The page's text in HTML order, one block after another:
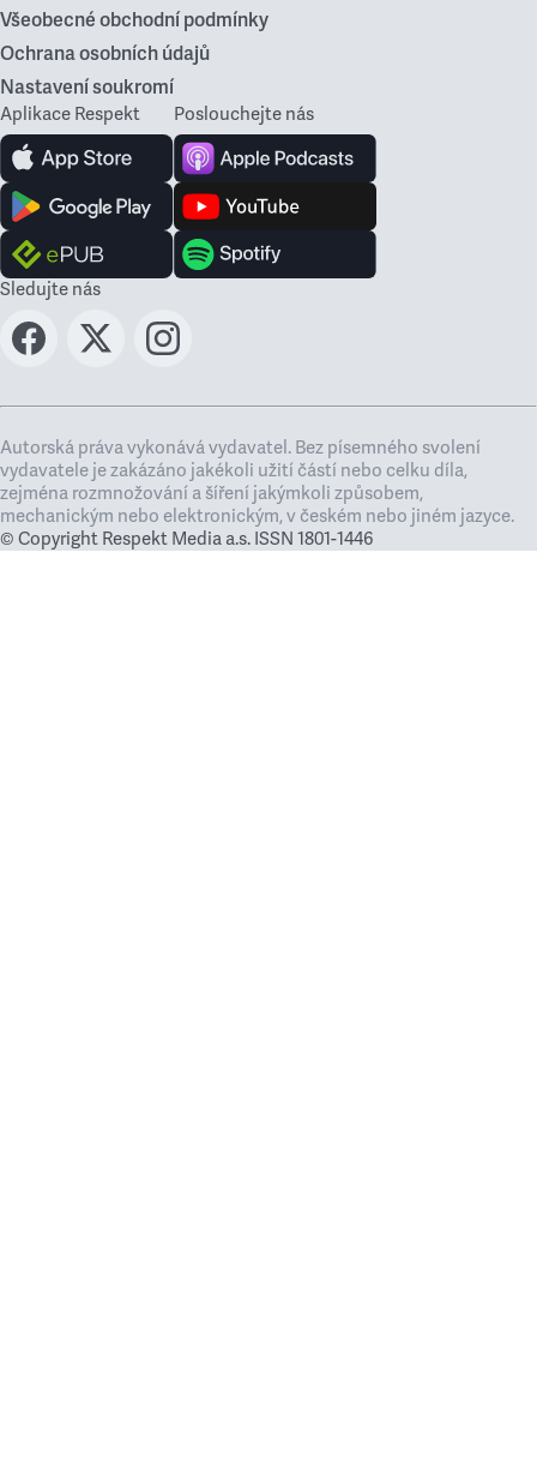
Všeobecné obchodní podmínky
Ochrana osobních údajů
Nastavení soukromí
Aplikace Respekt Poslouchejte nás
Sledujte nás
Autorská práva vykonává vydavatel. Bez písemného svolení
vydavatele je zakázáno jakékoli užití částí nebo celku díla,
zejména rozmnožování a šíření jakýmkoli způsobem,
mechanickým nebo elektronickým, v českém nebo jiném jazyce.
© Copyright Respekt Media a.s. ISSN 1801-1446